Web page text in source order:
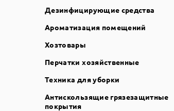
Дезинфицирующие средства
Ароматизация помещений
Хозтовары
Перчатки хозяйственные
Техника для уборки
Антискользящие грязезащитные
покрытия